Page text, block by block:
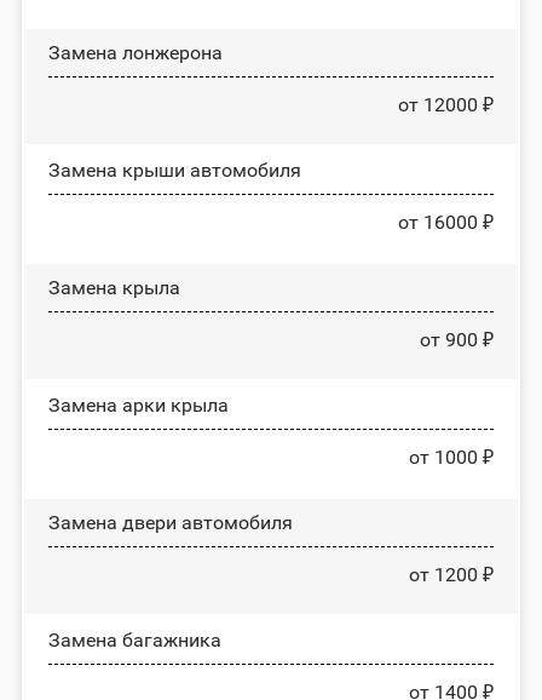
Замена лонжерона
от 12000 ₽
Замена крыши автомобиля
от 16000 ₽
Замена крыла
от 900 ₽
Замена арки крыла
от 1000 ₽
Замена двери автомобиля
от 1200 ₽
Замена багажника
от 1400 ₽